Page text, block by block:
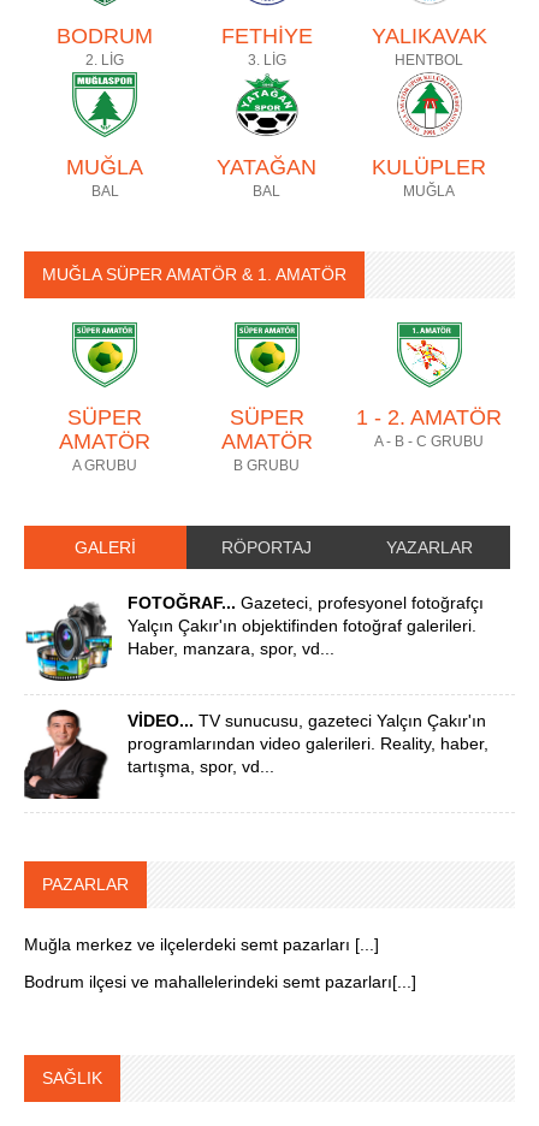
BODRUM
2. LİG
FETHİYE
3. LİG
YALIKAVAK
HENTBOL
MUĞLA
BAL
YATAĞAN
BAL
KULÜPLER
MUĞLA
MUĞLA SÜPER AMATÖR & 1. AMATÖR
SÜPER
AMATÖR
A GRUBU
SÜPER
AMATÖR
B GRUBU
1 - 2. AMATÖR
A - B - C GRUBU
GALERİ RÖPORTAJ YAZARLAR
FOTOĞRAF... Gazeteci, profesyonel fotoğrafçı
Yalçın Çakır'ın objektifinden fotoğraf galerileri.
Haber, manzara, spor, vd...
VİDEO... TV sunucusu, gazeteci Yalçın Çakır'ın
programlarından video galerileri. Reality, haber,
tartışma, spor, vd...
PAZARLAR
Muğla merkez ve ilçelerdeki semt pazarları [...]
Bodrum ilçesi ve mahallelerindeki semt pazarları[...]
SAĞLIK